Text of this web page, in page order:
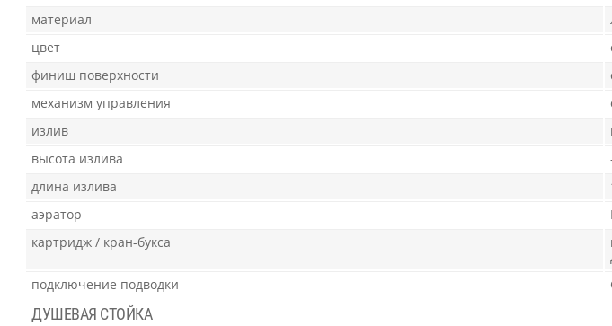
материал
цвет
финиш поверхности
механизм управления
излив
высота излива
длина излива
аэратор
картридж / кран-букса
подключение подводки
ДУШЕВАЯ СТОЙКА